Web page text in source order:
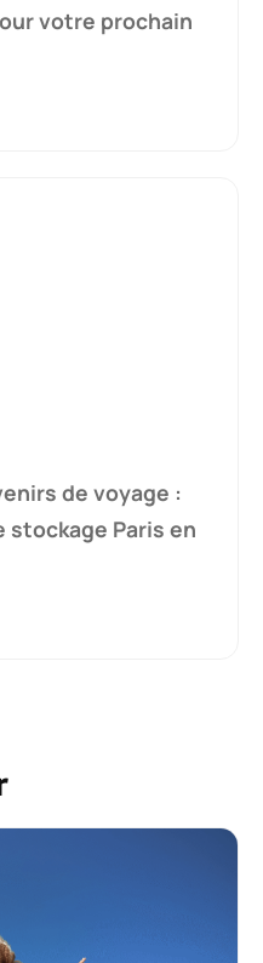
votre prochain
de voyage :
stockage Paris en